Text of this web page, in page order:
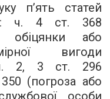
п’ять статей
ч. 4 ст. 368
обіцянки або
вигоди
2, 3 ст. 296
(погроза або
особи